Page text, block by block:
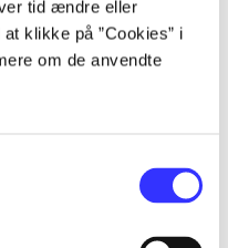
tid ændre eller
klikke på ”Cookies” i
om de anvendte